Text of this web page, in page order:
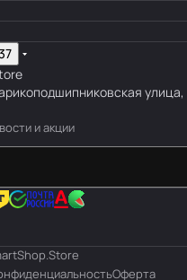
улица,
и акции
Оферта